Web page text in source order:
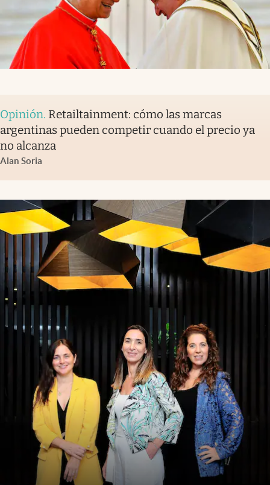
Opinión. Retailtainment: cómo las marcas
argentinas pueden competir cuando el precio ya
no alcanza
Alan Soria